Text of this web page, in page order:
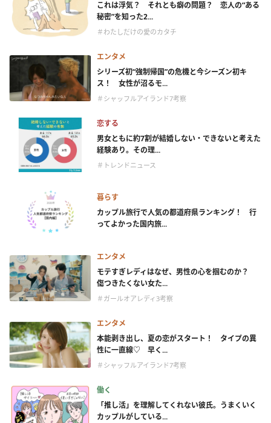
これは浮気？ それとも癖の問題？ 恋人の“ある
秘密”を知った2...
＃わたしだけの愛のカタチ
エンタメ
シリーズ初“強制帰国”の危機と今シーズン初キ
ス！ 女性が沼るモ...
＃シャッフルアイランド7考察
恋する
男女ともに約7割が結婚しない・できないと考えた
経験あり。その理...
＃トレンドニュース
暮らす
カップル旅行で人気の都道府県ランキング！ 行
ってよかった国内旅...
エンタメ
モテすぎレディはなぜ、男性の心を掴むのか？
傷つきたくない女た...
＃ガールオアレディ3考察
エンタメ
本能剥き出し、夏の恋がスタート！ タイプの異
性に一直線♡ 早く...
＃シャッフルアイランド7考察
働く
「推し活」を理解してくれない彼氏。うまくいく
カップルがしている...